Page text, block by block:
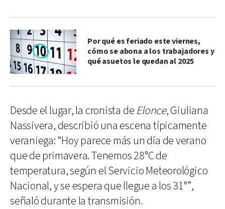
Por qué es feriado este viernes,
cómo se abona a los trabajadores y
qué asuetos le quedan al 2025
Desde el lugar, la cronista de Elonce, Giuliana
Nassivera, describió una escena típicamente
veraniega: “Hoy parece más un día de verano
que de primavera. Tenemos 28°C de
temperatura, según el Servicio Meteorológico
Nacional, y se espera que llegue a los 31°”,
señaló durante la transmisión.